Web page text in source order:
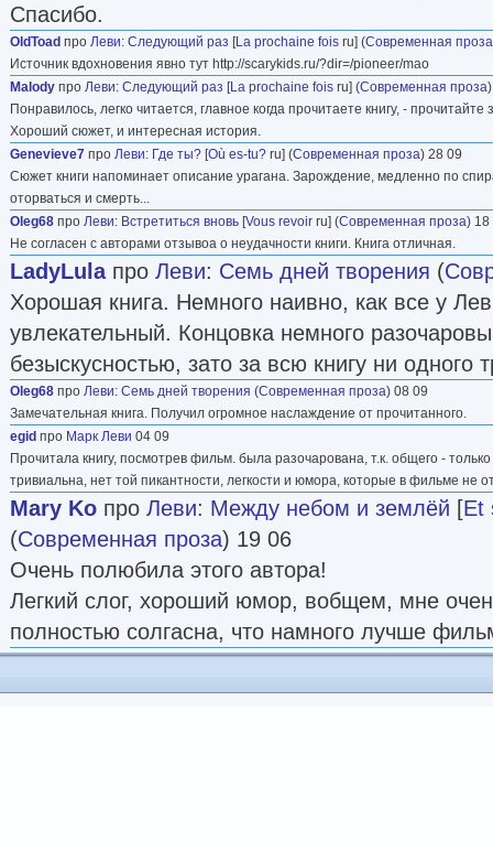
Спасибо.
OldToad про Леви: Следующий раз [La prochaine fois ru] (Современная проза
Источник вдохновения явно тут http://scarykids.ru/?dir=/pioneer/mao
Malody про Леви: Следующий раз [La prochaine fois ru] (Современная проза
Понравилось, легко читается, главное когда прочитаете книгу, -
Хороший сюжет, и интересная история.
Genevieve7 про Леви: Где ты? [Où es-tu? ru] (Современная проза) 28 09
Сюжет книги напоминает описание урагана. Зарождение, медленно по
оторваться и смерть...
Oleg68 про Леви: Встретиться вновь [Vous revoir ru] (Современная проза) 18
Не согласен с авторами отзывоа о неудачности книги. Книга отличная.
LadyLulaпро Леви: Семь дней творения (
Хорошая книга. Немного наивно, как все у
увлекательный. Концовка немного
безыскусностью, зато за всю книгу ни одного
Oleg68 про Леви: Семь дней творения (Современная проза) 08 09
Замечательная книга. Получил огромное наслаждение от прочитанного.
egid про Марк Леви 04 09
Прочитала книгу, посмотрев фильм. была разочарована, т.к. общего -
тривиальна, нет той пикантности, легкости и юмора, которые в фильме не
Mary Ko про Леви: Между небом и землёй [Et
(Современная проза) 19 06
Очень полюбила этого автора!
Легкий слог, хороший юмор, вобщем, мне
полностью солгасна, что намного лучше